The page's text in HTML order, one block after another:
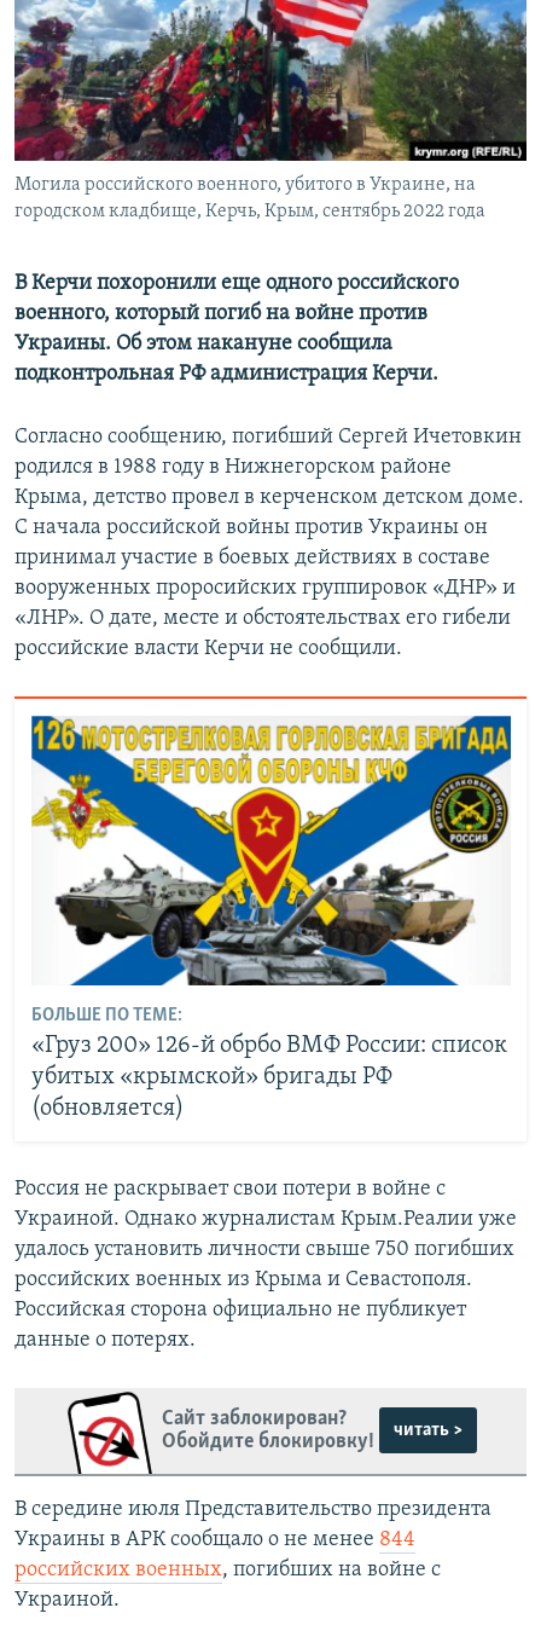
ПОБЕДИТЕЛЕЙ НЕ СУДЯТ?
КРЫМ.НЕПОКОРЕННЫЙ
ELIFBE
УКРАИНСКАЯ ПРОБЛЕМА КРЫМА
ПРИСОЕДИНЯЙТЕСЬ!
Все сайты RFE/RL
Могила российского военного, убитого в Украине, на
городском кладбище, Керчь, Крым, сентябрь 2022 года
В Керчи похоронили еще одного российского
военного, который погиб на войне против
Украины. Об этом накануне сообщила
подконтрольная РФ администрация Керчи.
Согласно сообщению, погибший Сергей Ичетовкин
родился в 1988 году в Нижнегорском районе
Крыма, детство провел в керченском детском доме.
С начала российской войны против Украины он
принимал участие в боевых действиях в составе
вооруженных проросийских группировок «ДНР» и
«ЛНР». О дате, месте и обстоятельствах его гибели
российские власти Керчи не сообщили.
БОЛЬШЕ ПО ТЕМЕ:
«‎Груз 200» 126-й обрбо ВМФ России: список
убитых «‎крымской» бригады РФ
(обновляется)
Россия не раскрывает свои потери в войне с
Украиной. Однако журналистам Крым.Реалии уже
удалось установить личности свыше 750 погибших
российских военных из Крыма и Севастополя.
Российская сторона официально не публикует
данные о потерях.
Сайт заблокирован?
Обойдите блокировку!
читать >
В середине июля Представительство президента
Украины в АРК сообщало о не менее 844
российских военных, погибших на войне с
Украиной.